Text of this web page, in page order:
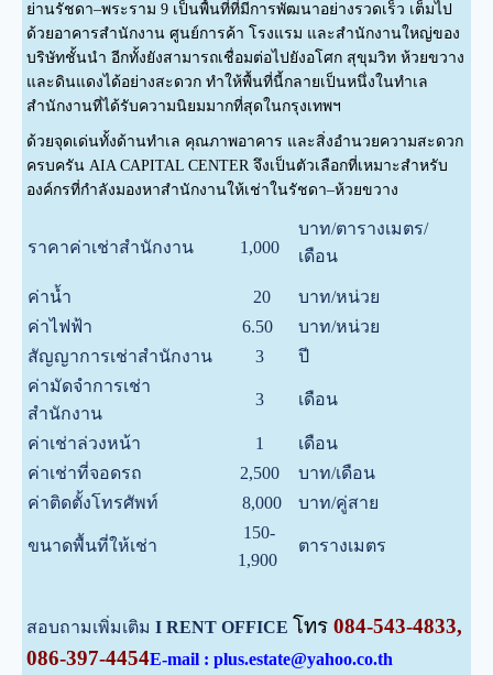
ย่านรัชดา–พระราม 9 เป็นพื้นที่ที่มีการพัฒนาอย่างรวดเร็ว เต็มไป
ด้วยอาคารสำนักงาน ศูนย์การค้า โรงแรม และสำนักงานใหญ่ของ
บริษัทชั้นนำ อีกทั้งยังสามารถเชื่อมต่อไปยังอโศก สุขุมวิท ห้วยขวาง
และดินแดงได้อย่างสะดวก ทำให้พื้นที่นี้กลายเป็นหนึ่งในทำเล
สำนักงานที่ได้รับความนิยมมากที่สุดในกรุงเทพฯ
ด้วยจุดเด่นทั้งด้านทำเล คุณภาพอาคาร และสิ่งอำนวยความสะดวก
ครบครัน AIA CAPITAL CENTER จึงเป็นตัวเลือกที่เหมาะสำหรับ
องค์กรที่กำลังมองหาสำนักงานให้เช่าในรัชดา–ห้วยขวาง
ราคาค่าเช่าสำนักงาน 1,000
บาท/ตารางเมตร/
เดือน
ค่าน้ำ 20
บาท/หน่วย
ค่าไฟฟ้า
6.50
บาท/หน่วย
สัญญาการเช่าสำนักงาน
3
ปี
ค่ามัดจำการเช่า
สำนักงาน
3 เดือน
ค่าเช่าล่วงหน้า 1
เดือน
ค่าเช่าที่จอดรถ
2,500
บาท/เดือน
ค่าติดตั้งโทรศัพท์
8,000 บาท/คู่สาย
ขนาดพื้นที่ให้เช่า
150-
1,900
ตารางเมตร
สอบถามเพิ่มเติม I RENT OFFICE โทร 084-543-4833,
086-397-4454E-mail : plus.estate@yahoo.co.th